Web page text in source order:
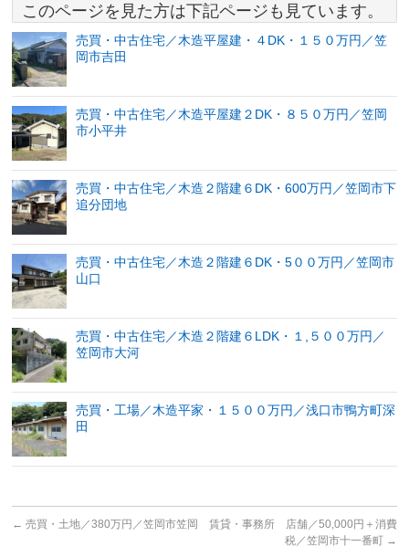
このページを見た方は下記ページも見ています。
売買・中古住宅／木造平屋建・４DK・１５０万円／笠
岡市吉田
売買・中古住宅／木造平屋建２DK・８５０万円／笠岡
市小平井
売買・中古住宅／木造２階建６DK・600万円／笠岡市下
追分団地
売買・中古住宅／木造２階建６DK・5００万円／笠岡市
山口
売買・中古住宅／木造２階建６LDK・１,５００万円／
笠岡市大河
売買・工場／木造平家・１５００万円／浅口市鴨方町深
田
← 売買・土地／380万円／笠岡市笠岡
賃貸・事務所 店舗／50,000円＋消費
税／笠岡市十一番町 →